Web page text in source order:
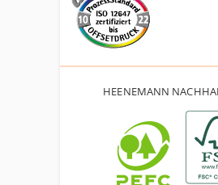
HEENEMANN